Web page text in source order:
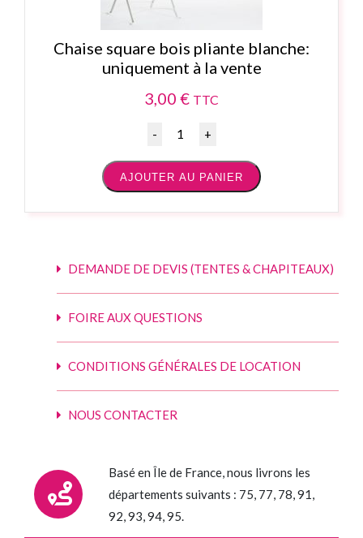
Chaise square bois pliante blanche:
uniquement à la vente
3,00 € TTC
Quantité
AJOUTER AU PANIER
DEMANDE DE DEVIS (TENTES & CHAPITEAUX)
FOIRE AUX QUESTIONS
CONDITIONS GÉNÉRALES DE LOCATION
NOUS CONTACTER
Basé en Île de France, nous livrons les
départements suivants : 75, 77, 78, 91,
92, 93, 94, 95.